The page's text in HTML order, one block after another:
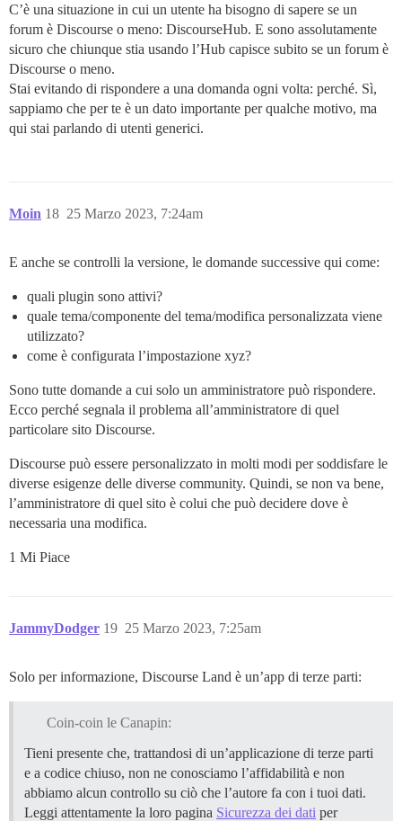
C’è una situazione in cui un utente ha bisogno di sapere se un
forum è Discourse o meno: DiscourseHub. E sono assolutamente
sicuro che chiunque stia usando l’Hub capisce subito se un forum è
Discourse o meno.
Stai evitando di rispondere a una domanda ogni volta: perché. Sì,
sappiamo che per te è un dato importante per qualche motivo, ma
qui stai parlando di utenti generici.
Moin 25 Marzo 2023, 7:24am
18
E anche se controlli la versione, le domande successive qui come:
quali plugin sono attivi?
quale tema/componente del tema/modifica personalizzata viene
utilizzato?
come è configurata l’impostazione xyz?
Sono tutte domande a cui solo un amministratore può rispondere.
Ecco perché segnala il problema all’amministratore di quel
particolare sito Discourse.
Discourse può essere personalizzato in molti modi per soddisfare le
diverse esigenze delle diverse community. Quindi, se non va bene,
l’amministratore di quel sito è colui che può decidere dove è
necessaria una modifica.
1 Mi Piace
JammyDodger 25 Marzo 2023, 7:25am
19
Solo per informazione, Discourse Land è un’app di terze parti:
Coin-coin le Canapin:
Tieni presente che, trattandosi di un’applicazione di terze parti
e a codice chiuso, non ne conosciamo l’affidabilità e non
abbiamo alcun controllo su ciò che l’autore fa con i tuoi dati.
Leggi attentamente la loro pagina Sicurezza dei dati per